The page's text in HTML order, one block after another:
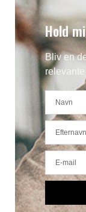
Hold
Bliv en